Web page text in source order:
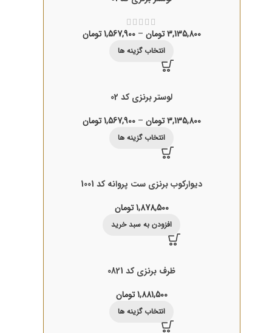
3,135,800تومان –
1,567,900تومان
انتخاب گزینه ها
لوستر برنزی کد 02
3,135,800تومان –
1,567,900تومان
انتخاب گزینه ها
دیوارکوب برنزی ست پروانه کد 1001
1,878,500تومان
افزودن به سبد خرید
ظرف برنزی کد 0821
1,881,500تومان
انتخاب گزینه ها